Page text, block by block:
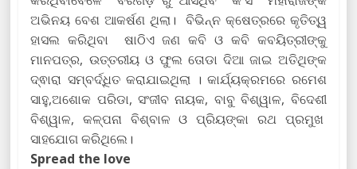
ଅଭିନୟ ବେଶ ଆକର୍ଷଣ ଥିଲା। ବିଭିନ୍ନ କ୍ଷେତ୍ରରେ କୃତିତ୍ୱ
ହାସଲ କରିଥିବା ଷାଠିଏ ଜଣ କବି ଓ କବି କବୟିତ୍ରୀଙ୍କୁ
ମାନପତ୍ର, ଉତ୍ତରୀୟ ଓ ଫୁଲ ତୋଡା ଦିଆ ଜାଇ ଅତିଥିଙ୍କ
ଦ୍ଵାରା ସମ୍ବର୍ଦ୍ଧିତ କରାଯାଇଥିଲା । କାର୍ଯ୍ୟକ୍ରମରେ ରମେଶ
ସାହୁ,ଅଶୋକ ପରିଡା, ସଂଜୀବ ନାୟକ, ବାବୁ ବିଶ୍ୱାଳ, ବିଦେଶୀ
ବିଶ୍ୱାଳ, କଳ୍ପନା ବିଶ୍ବାଳ ଓ ପ୍ରିୟଙ୍କା ରଥ ପ୍ରମୁଖ
ସାହଯୋଗ କରିଥିଲେ।
Spread the love